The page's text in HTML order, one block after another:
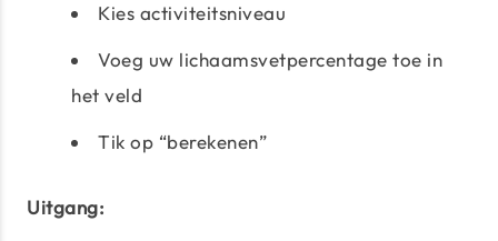
Kies activiteitsniveau
Voeg uw lichaamsvetpercentage toe in
het veld
Tik op “berekenen”
Uitgang: